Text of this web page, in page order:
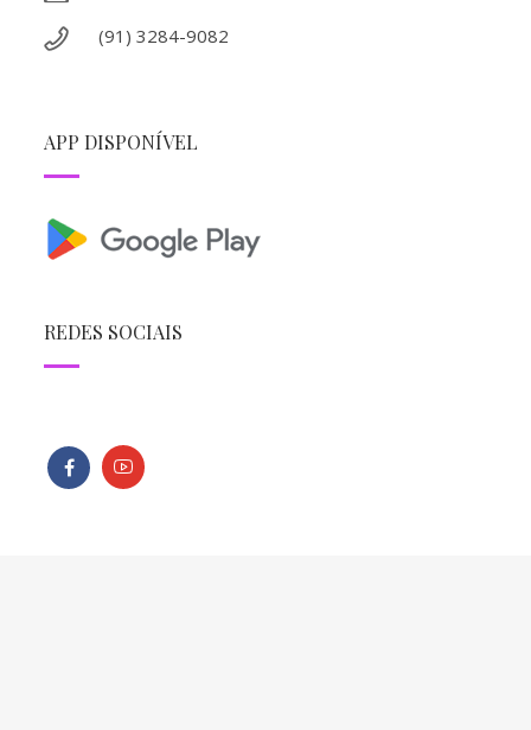
(91) 3284-9082
APP DISPONÍVEL
REDES SOCIAIS